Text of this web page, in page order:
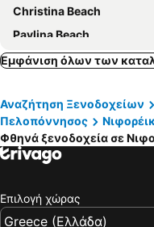
Christina Beach
Pavlina Beach
Εμφάνιση όλων των
Αναζήτηση Ξενοδοχείων
Πελοπόννησος
Φθηνά ξενοδοχεία σε
Επιλογή χώρας